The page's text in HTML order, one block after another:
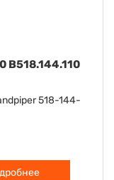
подходит для
901-022-115